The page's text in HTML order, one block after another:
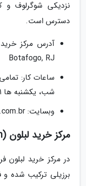
نزدیکی شوگرلوف و
دسترس است.
Botafogo, RJ
شب، یکشنبه ها 1 ظهر تا 9 شب
وبسایت: www.riosul.com.br
مرکز خرید لبلون (Shopping Leblon)
در مرکز خرید
برزیلی ترکیب شده و